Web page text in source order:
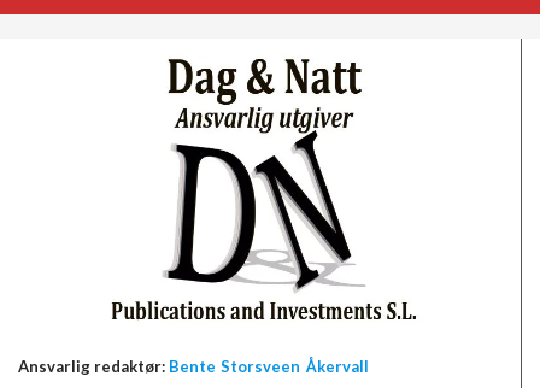
Ansvarlig redaktør: Bente Storsveen Åkervall